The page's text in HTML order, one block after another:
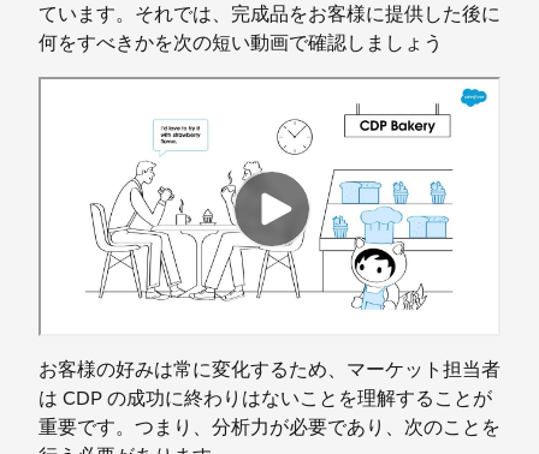
ています。それでは、完成品をお客様に提供した後に
何をすべきかを次の短い動画で確認しましょう
お客様の好みは常に変化するため、マーケット担当者
は CDP の成功に終わりはないことを理解することが
重要です。つまり、分析力が必要であり、次のことを